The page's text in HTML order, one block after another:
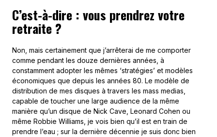
C’est-à-dire : vous prendrez votre
retraite ?
Non, mais certainement que j’arrêterai de me comporter
comme pendant les douze dernières années, à
constamment adopter les mêmes ‘stratégies’ et modèles
économiques que depuis les années 80. Le modèle de
distribution de mes disques à travers les mass medias,
capable de toucher une large audience de la même
manière qu’un disque de Nick Cave, Leonard Cohen ou
même Robbie Williams, je vois bien qu’il est en train de
prendre l’eau ; sur la dernière décennie je suis donc bien